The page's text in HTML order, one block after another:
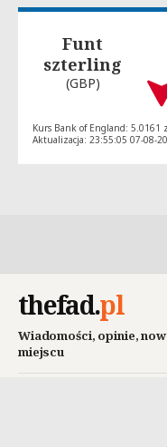
Funt
szterling
(GBP)
Kurs Bank of England: 5.0161
Aktualizacja: 23:55:05 07-08-
thefad.pl
Wiadomości, opinie,
miejscu